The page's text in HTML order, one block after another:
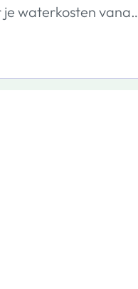
waterkosten vanaf
bewoners die hun